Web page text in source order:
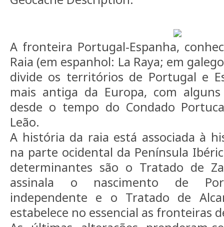
A fronteira Portugal-Espanha,
Raia (em espanhol: La Raya; em
divide os territórios de Portugal e
mais antiga da Europa, com
desde o tempo do Condado
Leão.
A história da raia está associada à
na parte ocidental da Península
determinantes são o Tratado de
assinala o nascimento de
independente e o Tratado de
estabelece no essencial as fronteiras